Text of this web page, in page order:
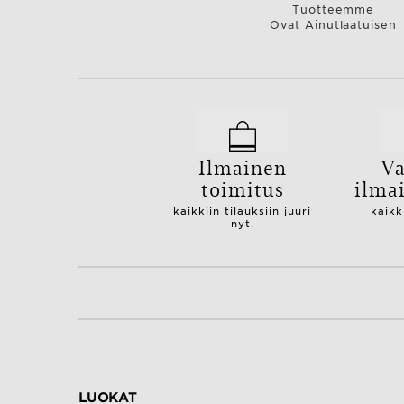
Tuotteemme
Ovat Ainutlaatuisen
Ilmainen
toimitus
kaikkiin tilauksiin juuri
nyt.
LUOKAT